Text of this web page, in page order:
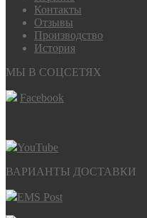
Контакты
Отзывы
Производство
История
МЫ В СОЦСЕТЯХ
Facebook
YouTube
ВАРИАНТЫ ДОСТАВКИ
EMS Post